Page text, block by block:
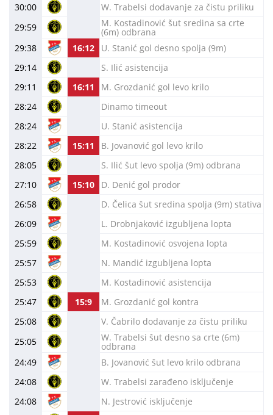
30:00
W. Trabelsi dodavanje za čistu priliku
29:59
M. Kostadinović šut sredina sa crte
(6m) odbrana
29:38
16:12
U. Stanić gol desno spolja (9m)
29:14
S. Ilić asistencija
29:11
16:11
M. Grozdanić gol levo krilo
28:24
Dinamo timeout
28:24
U. Stanić asistencija
28:22
15:11
B. Jovanović gol levo krilo
28:05
S. Ilić šut levo spolja (9m) odbrana
27:10
15:10
D. Denić gol prodor
26:58
D. Čelica šut sredina spolja (9m) stativa
26:09
L. Drobnjaković izgubljena lopta
25:59
M. Kostadinović osvojena lopta
25:57
N. Mandić izgubljena lopta
25:53
M. Kostadinović asistencija
25:47
15:9
M. Grozdanić gol kontra
25:08
V. Čabrilo dodavanje za čistu priliku
25:05
W. Trabelsi šut desno sa crte (6m)
odbrana
24:49
B. Jovanović šut levo krilo odbrana
24:08
W. Trabelsi zarađeno isključenje
24:08
N. Jestrović isključenje